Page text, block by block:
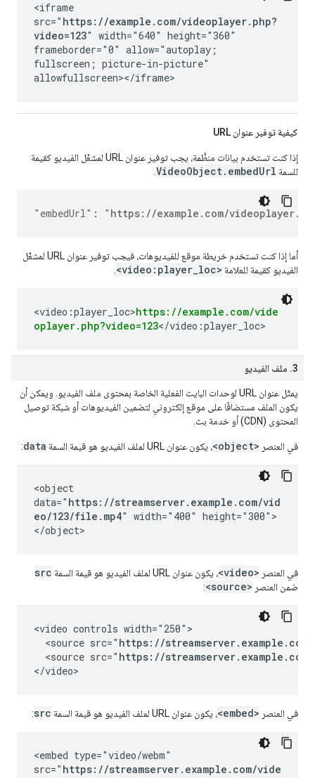
<iframe
src=" https://example.com/videoplayer.php?
video=123" width="640" height="360"
frameborder="0" allow="autoplay;
fullscreen; picture-in-picture"
allowfullscreen></iframe>
كيفية توفير عنوان URL
إذا كنت تستخدم بيانات منظَّمة، يجب توفير عنوان URL لمشغّل الفيديو كقيمة
للسمة VideoObject.embedUrl
"embedUrl" : " https://example.com/
أما إذا كنت تستخدم خريطة موقع للفيديوهات، فيجب توفير عنوان URL لمشغّل
الفيديو كقيمة للعلامة <video:player_loc>
<video:player_loc>https://example.com/vide
oplayer.php?video=123</video:player_loc>
‫3. ملف الفيديو
يمثّل عنوان URL لوحدات البايت الفعلية الخاصة بمحتوى ملف الفيديو. ويمكن أن
يكون الملف مستضافًا على موقع إلكتروني لتضمين الفيديوهات أو شبكة توصيل
المحتوى (CDN) أو خدمة بث.
في العنصر <object>، يكون عنوان URL لملف الفيديو هو قيمة السمة data
:
<object
data=" https://streamserver.example.com/vid
eo/123/file.mp4" width="400" height="300">
</object>
في العنصر <video>، يكون عنوان URL لملف الفيديو هو قيمة السمة src
ضمن العنصر <source>
:
<video controls width="250">
  <source src="
https://
  <source src="
https://
</video>
في العنصر <embed>، يكون عنوان URL لملف الفيديو هو قيمة السمة src
:
<embed type="video/webm"
src=" https://streamserver.example.com/vide